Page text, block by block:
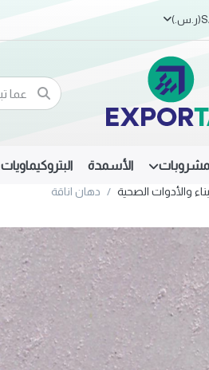
(ر.س.‏)
الأسمدة البتروكيماويات
والأدوات الصحية دهان اناقة